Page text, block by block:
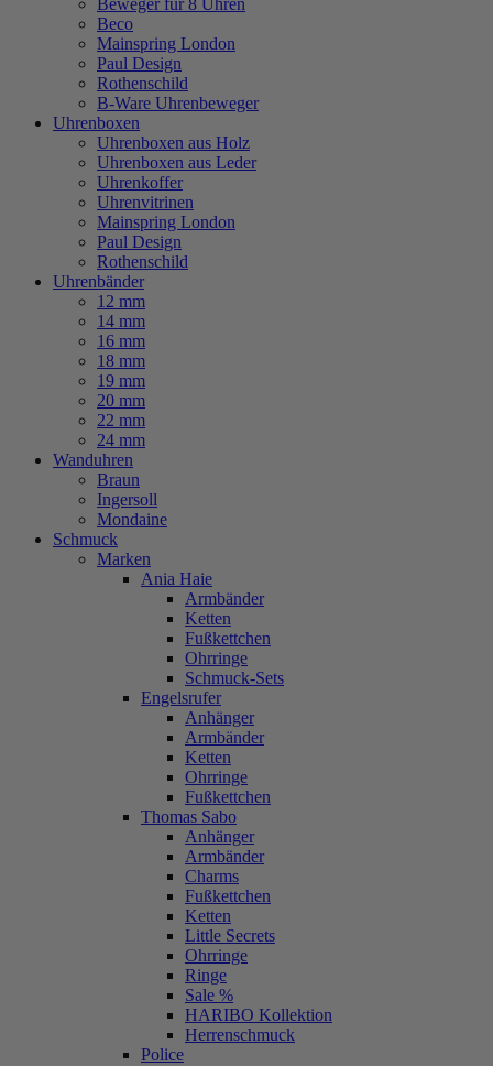
Beweger für 8 Uhren
Beco
Mainspring London
Paul Design
Rothenschild
B-Ware Uhrenbeweger
Uhrenboxen
Uhrenboxen aus Holz
Uhrenboxen aus Leder
Uhrenkoffer
Uhrenvitrinen
Mainspring London
Paul Design
Rothenschild
Uhrenbänder
12 mm
14 mm
16 mm
18 mm
19 mm
20 mm
22 mm
24 mm
Wanduhren
Braun
Ingersoll
Mondaine
Schmuck
Marken
Ania Haie
Armbänder
Ketten
Fußkettchen
Ohrringe
Schmuck-Sets
Engelsrufer
Anhänger
Armbänder
Ketten
Ohrringe
Fußkettchen
Thomas Sabo
Anhänger
Armbänder
Charms
Fußkettchen
Ketten
Little Secrets
Ohrringe
Ringe
Sale %
HARIBO Kollektion
Herrenschmuck
Police